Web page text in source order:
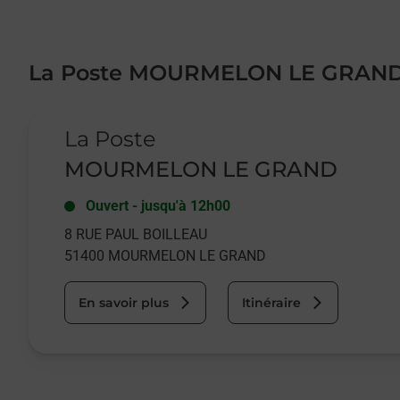
La Poste MOURMELON LE
La Poste
MOURMELON LE GRAND
Ouvert - jusqu'à 12h00
8 RUE PAUL BOILLEAU
51400 MOURMELON LE GRAND
En savoir plus Itinéraire